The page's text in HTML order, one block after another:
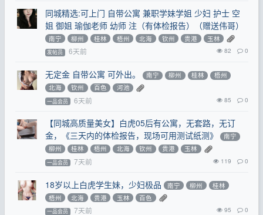
同城精选:可上门 自带公寓 兼职学妹学姐 少妇 护士 空
姐 御姐 瑜伽老师 幼师 注（有体检报告）（赠送伟哥）
南宁 柳州 桂林 梧州 北海 钦州 贵港 玉林
发帖员 6天前 82 0
无定金 自带公寓 可外出。 南宁 柳州 桂林
梧州
北海
钦州 百色 河池
一品会员 6天前 85 0
【同城高质量美女】白虎05后有公寓，无套路，无订
金，《三天内的体检报告，现场可用测试纸测》
南宁
柳州
桂林 梧州 北海 钦州 贵港 玉林
一品会员 7天前 119 0
18岁以上白虎学生妹，少妇极品 南宁 柳州
桂林
梧州
北海 贵港 玉林 百色
一品会员 7天前 95 0